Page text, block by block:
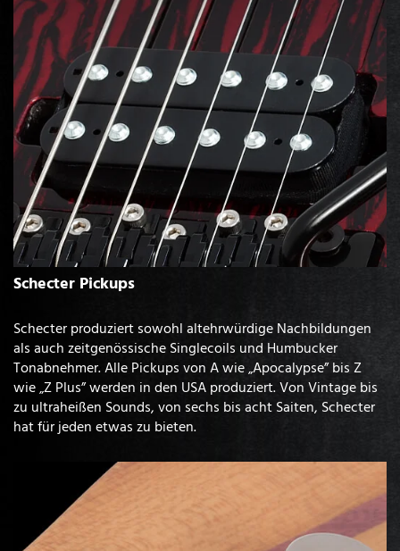
Schecter Pickups
Schecter produziert sowohl altehrwürdige Nachbildungen
als auch zeitgenössische Singlecoils und Humbucker
Tonabnehmer. Alle Pickups von A wie „Apocalypse” bis Z
wie „Z Plus” werden in den USA produziert. Von Vintage bis
zu ultraheißen Sounds, von sechs bis acht Saiten, Schecter
hat für jeden etwas zu bieten.